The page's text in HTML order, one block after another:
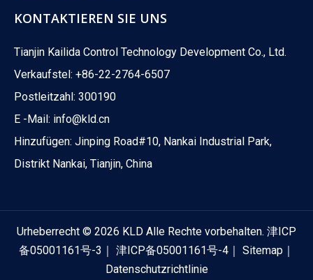
KONTAKTIEREN SIE UNS
Tianjin Kailida Control Technology Development Co., Ltd.
Verkaufstel: +86-22-2764-6507
Postleitzahl: 300190
E -Mail: info@kld.cn
Hinzufügen: Jinping Road#10, Nankai Industrial Park,
Distrikt Nankai, Tianjin, China
Urheberrecht © 2026 KLD Alle Rechte vorbehalten. 津ICP
备05001161号-3 ｜ 津ICP备05001161号-4 ｜ Sitemap ｜
Datenschutzrichtlinie